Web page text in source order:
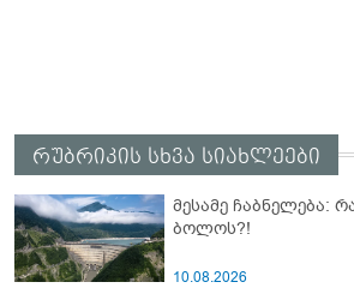
რუბრიკის სხვა სიახლეები
მესამე ჩაბნელება:
ბოლოს?!
10.08.2026